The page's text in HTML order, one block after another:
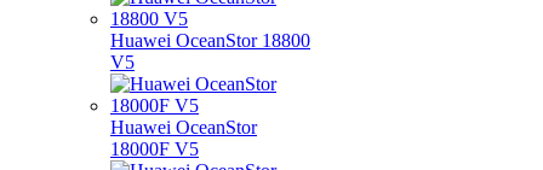
Huawei OceanStor 18800
V5
Huawei OceanStor
18000F V5